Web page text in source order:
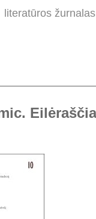
literatūros žurnalas